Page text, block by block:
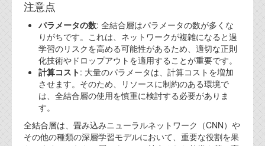
注意点
パラメータの数: 全結合層はパラメータの数が多くな
りがちです。これは、ネットワークが複雑になると過
学習のリスクを高める可能性があるため、適切な正則
化技術やドロップアウトを適用することが重要です。
計算コスト: 大量のパラメータは、計算コストを増加
させます。そのため、リソースに制約のある環境で
は、全結合層の使用を慎重に検討する必要がありま
す。
全結合層は、畳み込みニューラルネットワーク（CNN）や
その他の種類の深層学習モデルにおいて、重要な役割を果